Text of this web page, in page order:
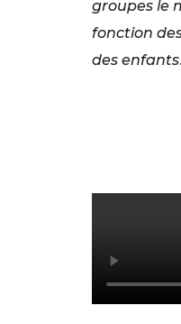
groupes le
fonction
des enfants.